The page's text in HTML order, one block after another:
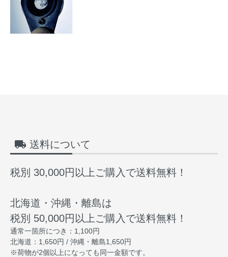
local_shipping 送料について
税別 30,000円以上ご購入で送料無料！
北海道・沖縄・離島は
税別 50,000円以上ご購入で送料無料！
通常一箇所につき：1,100円
北海道：1,650円 / 沖縄・離島1,650円
※荷物が2個以上になっても同一金額です。